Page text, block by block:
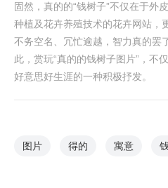
固然，真的的“钱树子”不仅在于外
种植及花卉养殖技术的花卉网站，
不务空名、冗忙逾越，智力真的罢
此，赏玩“真的的钱树子图片”，不
好意思好生涯的一种积极抒发。
图片 得的 寓意